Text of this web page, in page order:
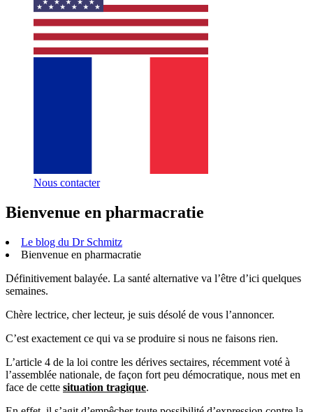
Nous contacter
Bienvenue en pharmacratie
Le blog du Dr Schmitz
Bienvenue en pharmacratie
Définitivement balayée. La santé alternative va l’être d’ici quelques
semaines.
Chère lectrice, cher lecteur, je suis désolé de vous l’annoncer.
C’est exactement ce qui va se produire si nous ne faisons rien.
L’article 4 de la loi contre les dérives sectaires, récemment voté à
l’assemblée nationale, de façon fort peu démocratique, nous met en
face de cette situation tragique.